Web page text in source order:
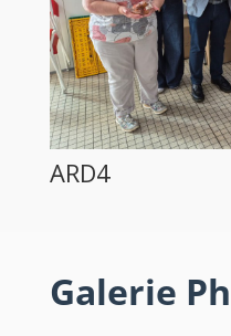
ARD4
Galerie